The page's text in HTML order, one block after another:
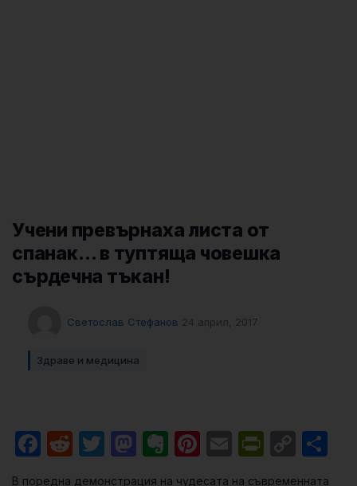
Учени превърнаха листа от
спанак… в туптяща човешка
сърдечна тъкан!
Светослав Стефанов 24 април, 2017
Здраве и медицина
Facebook
RedditTwitter
Mastodon
Evernote
Pinterest
Email
В поредна демонстрация на чудесата на съвременната